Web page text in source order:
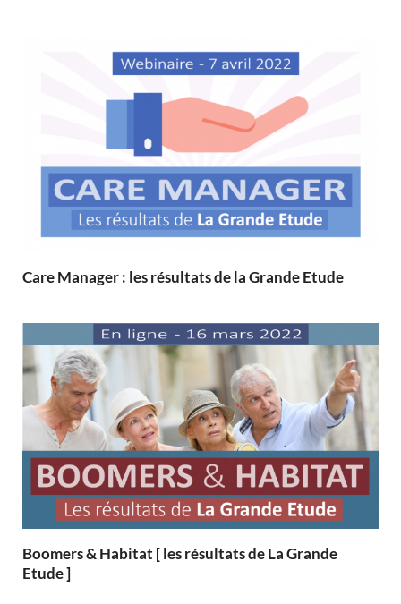
Care Manager : les résultats de la Grande Etude
Boomers & Habitat [ les résultats de La Grande
Etude ]